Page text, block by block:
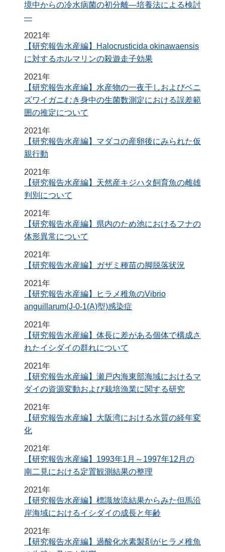
境中からの冷水病菌の初分離―培養法による検討
―
2021年
【研究報告水産編】Halocrusticida okinawaensis
に対するホルマリンの殺遊走子効果
2021年
【研究報告水産編】水産物の一夜干しおよびベニ
ズワイガニむき身中の生菌数測定における誤差範
囲の推定について
2021年
【研究報告水産編】マダコの産卵後にみられた仮
親行動
2021年
【研究報告水産編】天然産キジハタ飼育魚の雌雄
判別について
2021年
【研究報告水産編】県内のため池におけるフナの
体形異常について
2021年
【研究報告水産編】ガザミ種苗の脚脱落状況
2021年
【研究報告水産編】ヒラメ稚魚のVibrio
anguillarum(J-0-1(A)型)感染症
2021年
【研究報告水産編】体長に差がある個体で構成さ
れたイシダイの群れについて
2021年
【研究報告水産編】瀬戸内海東部海域におけるマ
ダイの資源変動および栽培漁業に関する研究
2021年
【研究報告水産編】大阪湾における水質の経年変
化
2021年
【研究報告水産編】1993年1月～1997年12月の
南二見における定置観測結果の整理
2021年
【研究報告水産編】標識放流結果からみた但馬沿
岸海域におけるイシダイの成長と年齢
2021年
【研究報告水産編】過酸化水素製剤がヒラメ稚魚